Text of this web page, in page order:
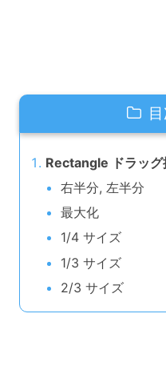
Rectangle ドラッグ
右半分, 左半分
最大化
1/4 サイズ
1/3 サイズ
2/3 サイズ